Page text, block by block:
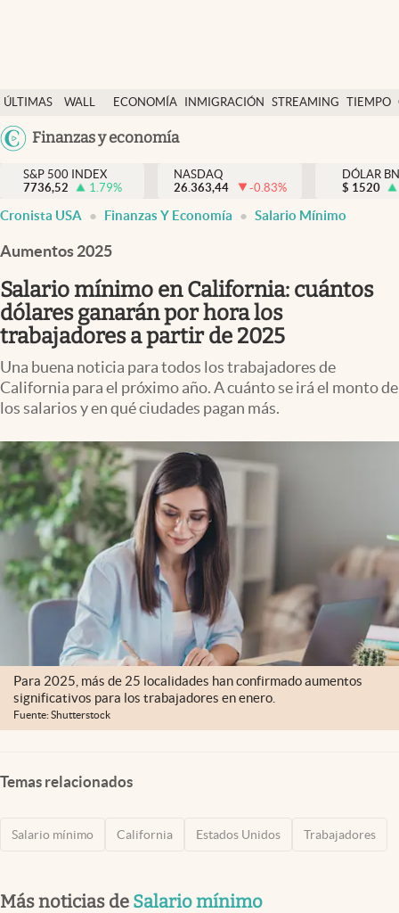
ÚLTIMAS
NOTICIAS
WALL
DÓLAR
ECONOMÍA INMIGRACIÓN STREAMING TIEMPO
México
USA
Finanzas y economía
Finanzas y economía
Wall Street y dólar
Inmigración
Espiritual
Streaming
PC y mobile
Lifestyle
USA
S&P 500 INDEX
7736,52
1.79%
NASDAQ
26.363,44
-0.83%
DÓLAR
$ 1520
Cronista USA Finanzas Y Economía Salario Mínimo
Aumentos 2025
Salario mínimo en California: cuántos
dólares ganarán por hora los
trabajadores a partir de 2025
Una buena noticia para todos los trabajadores de
California para el próximo año. A cuánto se irá el monto de
los salarios y en qué ciudades pagan más.
Para 2025, más de 25 localidades han confirmado aumentos
significativos para los trabajadores en enero.
Fuente: Shutterstock
Temas relacionados
Salario mínimo California Estados Unidos Trabajadores
Más noticias de Salario mínimo